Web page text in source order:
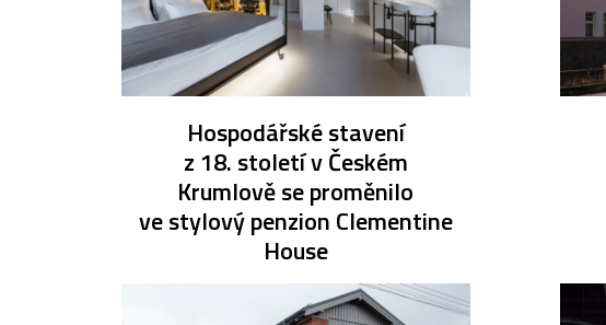
Hospodářské stavení
z 18. století v Českém
Krumlově se proměnilo
ve stylový penzion Clementine
House